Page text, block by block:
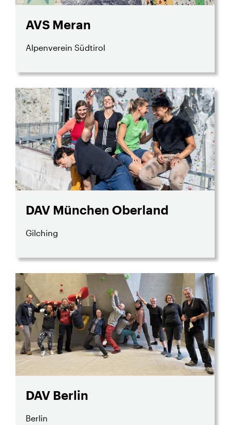
AVS Meran
Alpenverein Südtirol
DAV München Oberland
Gilching
DAV Berlin
Berlin